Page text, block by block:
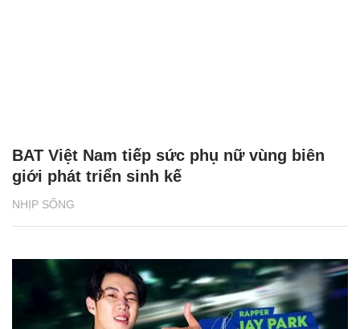
NHỊP SỐNG
BAT Việt Nam tiếp sức phụ nữ vùng biên
giới phát triển sinh kế